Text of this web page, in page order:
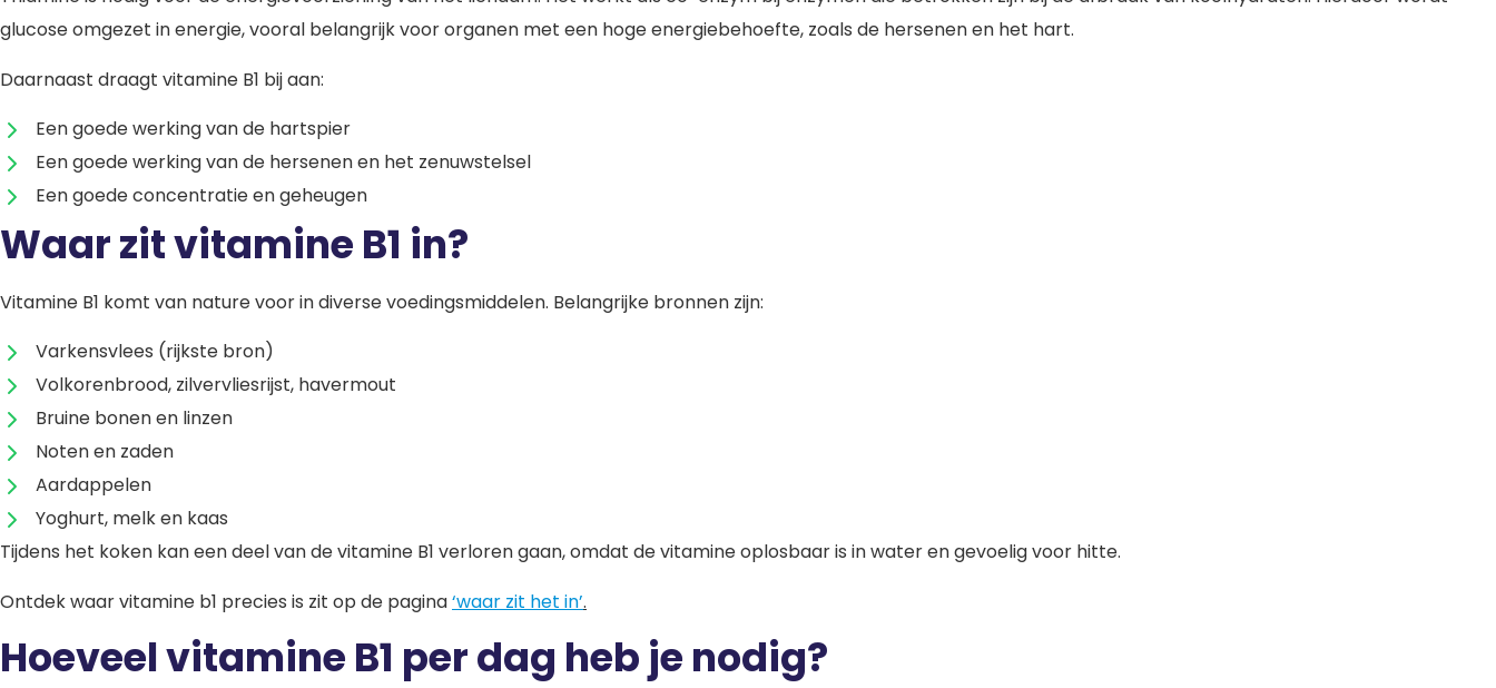
glucose omgezet in energie, vooral belangrijk voor organen met een hoge energiebehoefte, zoals de hersenen en het hart.
Daarnaast draagt vitamine B1 bij aan:
Een goede werking van de hartspier
Een goede werking van de hersenen en het zenuwstelsel
Een goede concentratie en geheugen
Waar zit vitamine B1 in?
Vitamine B1 komt van nature voor in diverse voedingsmiddelen. Belangrijke bronnen zijn:
Varkensvlees (rijkste bron)
Volkorenbrood, zilvervliesrijst, havermout
Bruine bonen en linzen
Noten en zaden
Aardappelen
Yoghurt, melk en kaas
Tijdens het koken kan een deel van de vitamine B1 verloren gaan, omdat de vitamine oplosbaar is in water en gevoelig voor hitte.
Ontdek waar vitamine b1 precies is zit op de pagina‘waar zit het in’.
Hoeveel vitamine B1 per dag heb je nodig?